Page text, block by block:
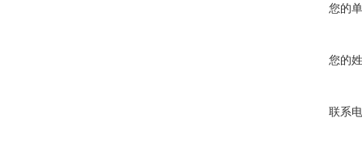
您的
您的
联系